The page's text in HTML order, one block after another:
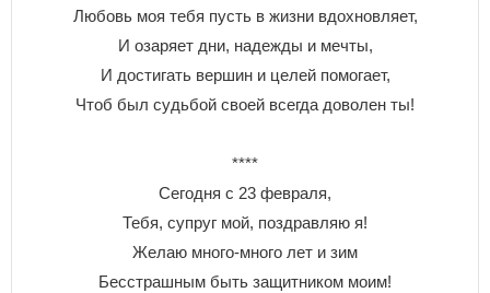
Любовь моя тебя пусть в жизни вдохновляет,
И озаряет дни, надежды и мечты,
И достигать вершин и целей помогает,
Чтоб был судьбой своей всегда доволен ты!
****
Сегодня с 23 февраля,
Тебя, супруг мой, поздравляю я!
Желаю много-много лет и зим
Бесстрашным быть защитником моим!